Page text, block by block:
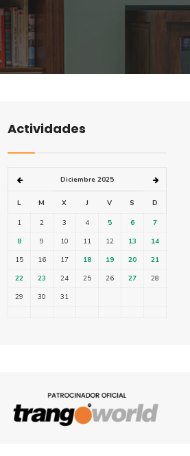
Actividades
Diciembre 2025
L M X J V S D
1 2 3 4 5 6
7
8
9 10 11 12 13
14
15
16 17 18 19 20
21
22
23 24 25 26 27
28
29
30 31